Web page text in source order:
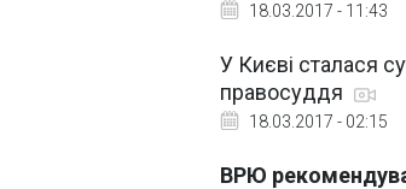
18.03.2017 - 11:43
У Києві сталася
правосуддя
18.03.2017 - 02:15
ВРЮ